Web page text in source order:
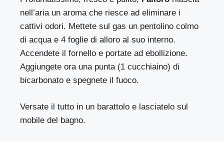
nell’aria un aroma che riesce ad eliminare i
cattivi odori. Mettete sul gas un pentolino colmo
di acqua e 4 foglie di alloro al suo interno.
Accendete il fornello e portate ad ebollizione.
Aggiungete ora una punta (1 cucchiaino) di
bicarbonato e spegnete il fuoco.
Versate il tutto in un barattolo e lasciatelo sul
mobile del bagno.